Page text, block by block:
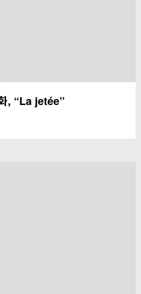
, “La jetée”